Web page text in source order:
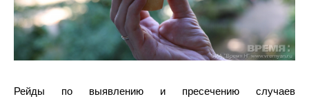
Рейды по выявлению и пресечению случаев